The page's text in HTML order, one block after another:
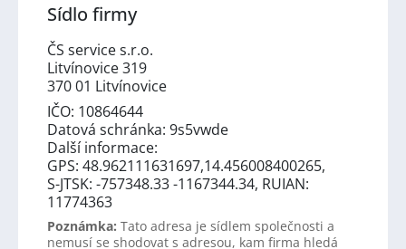
Sídlo firmy
ČS service s.r.o.
Litvínovice 319
370 01 Litvínovice
IČO: 10864644
Datová schránka: 9s5vwde
Další informace:
GPS: 48.962111631697,14.456008400265,
S-JTSK: -757348.33 -1167344.34, RUIAN:
11774363
Poznámka: Tato adresa je sídlem společnosti a
nemusí se shodovat s adresou, kam firma hledá